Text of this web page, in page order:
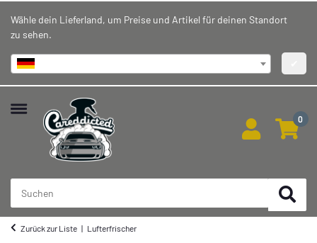
Wähle dein Lieferland, um Preise und Artikel für deinen Standort
zu sehen.
0
Zurück zur Liste Lufterfrischer